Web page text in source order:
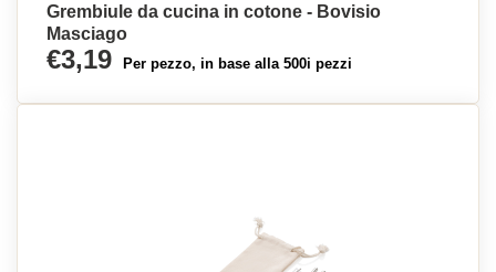
Grembiule da cucina in cotone - Bovisio
Masciago
€3,19 Per pezzo, in base alla 500i pezzi